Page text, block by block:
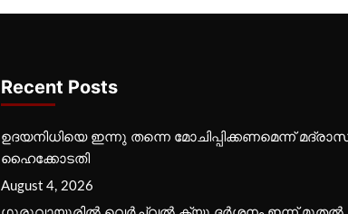
Recent Posts
ഉദയനിധിയെ ഇന്നു തന്നെ മോചിപ്പിക്കണമെന്ന്
ഹൈക്കോടതി
August 4, 2026